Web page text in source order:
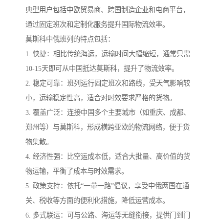
典型用户包括中欧贸易商、跨国制造企业和电商平台，
通过固定班次和定制化服务提升国际物流效率。
莫斯科中俄班列的特点包括：
1. 快捷：相比传统海运，运输时间大幅缩短，通常只需
10-15天即可从中国抵达莫斯科，提升了物流效率。
2. 稳定可靠：班列运行固定班次和路线，受天气影响较
小，运输稳定性高，适合对时效要求严格的货物。
3. 覆盖广泛：连接中国多个主要城市（如重庆、成都、
郑州等）与莫斯科，形成横跨亚欧的物流网络，便于货
物集散。
4. 经济性强：比空运成本低，适合大批量、高价值的货
物运输，平衡了成本与时效需求。
5. 政策支持：依托“一带一路”倡议，享受中俄两国在通
关、税收等方面的便利化措施，降低运营成本。
6. 多式联运：可与公路、海运等无缝衔接，提供门到门